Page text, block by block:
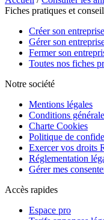
Fiches pratiques et
Créer son entreprise
Gérer son
Fermer son
Toutes nos fiches
Notre société
Mentions légales
Conditions
Charte Cookies
Politique de
Exercer vos droits
Réglementation
Gérer mes
Accès rapides
Espace pro